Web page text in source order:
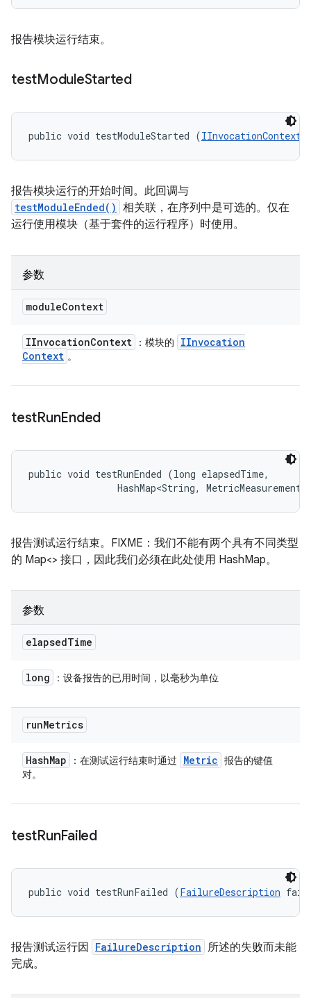
报告模块运行结束。
testModuleStarted
public void testModuleStarted (IInvocationContext
报告模块运行的开始时间。此回调与
testModuleEnded() 相关联，在序列中是可选的。仅在
运行使用模块（基于套件的运行程序）时使用。
参数
moduleContext
IInvocationContext ：模块的
IInvocation
Context 。
testRunEnded
public void testRunEnded (long elapsedTime,
HashMap<String,
报告测试运行结束。FIXME：我们不能有两个具有不同类型
的 Map<> 接口，因此我们必须在此处使用 HashMap。
参数
elapsedTime
long ：设备报告的已用时间，以毫秒为单位
runMetrics
HashMap ：在测试运行结束时通过 Metric 报告的键值
对。
testRunFailed
public void testRunFailed (FailureDescription
报告测试运行因 FailureDescription 所述的失败而未能
完成。